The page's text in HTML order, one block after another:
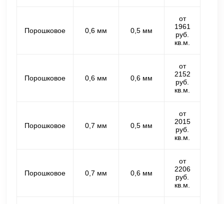
Порошковое 0,6 мм 0,5 мм
от
1961
руб.
кв.м.
Порошковое 0,6 мм 0,6 мм
от
2152
руб.
кв.м.
Порошковое 0,7 мм 0,5 мм
от
2015
руб.
кв.м.
Порошковое 0,7 мм 0,6 мм
от
2206
руб.
кв.м.